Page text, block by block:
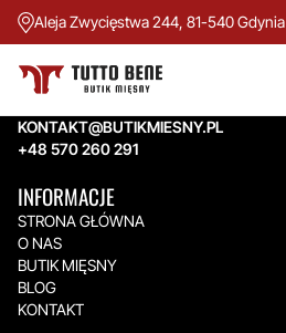
Aleja Zwycięstwa 244, 81-540 Gdynia
TUTTO BENE BUTIK MIĘSNY
Aleja Zwycięstwa 244,
KONTAKT@BUTIKMIESNY.PL
+48 570 260 291
INFORMACJE
STRONA GŁÓWNA
O NAS
BUTIK MIĘSNY
BLOG
KONTAKT